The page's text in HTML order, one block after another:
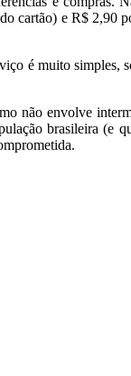
cartão) e R$ 2,90
é muito simples,
não envolve
brasileira (e